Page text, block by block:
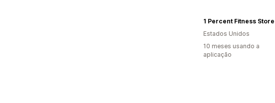
1 Percent Fitness Store
Estados Unidos
10 meses usando a
aplicação